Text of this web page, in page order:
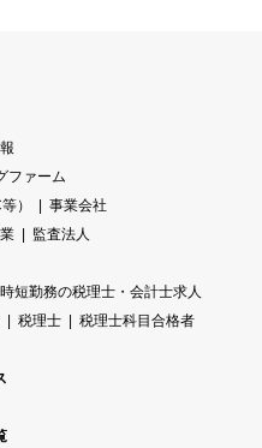
ファーム
）
事業会社
監査法人
短勤務の税理士・会計士求人
税理士
税理士科目合格者